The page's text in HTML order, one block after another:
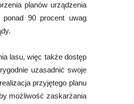
planów urządzenia
ponad 90 procent uwag
lasu, więc także dostęp
uzasadnić swoje
przyjętego planu
możliwość zaskarżania